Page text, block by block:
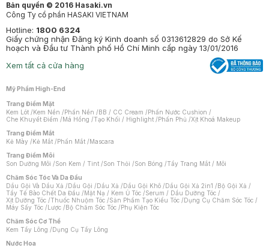
Bản quyền © 2016 Hasaki.vn
Công Ty cổ phần HASAKI VIETNAM
Hotline: 1800 6324
Giấy chứng nhận Đăng ký Kinh doanh số 0313612829 do Sở Kế
hoạch và Đầu tư Thành phố Hồ Chí Minh cấp ngày 13/01/2016
Xem tất cả cửa hàng
Mỹ Phẩm High-End
Trang Điểm Mặt
Kem Lót /Kem Nền /Phấn Nền /BB / CC Cream /Phấn Nước Cushion /
Che Khuyết Điểm /Má Hồng /Tạo Khối / Highlight /Phấn Phủ /Xịt Khoá Makeup
Trang Điểm Mắt
Kẻ Mày /Kẻ Mắt /Phấn Mắt /Mascara
Trang Điểm Môi
Son Dưỡng Môi /Son Kem / Tint /Son Thỏi /Son Bóng /Tẩy Trang Mắt / Môi
Chăm Sóc Tóc Và Da Đầu
Dầu Gội Và Dầu Xả /Dầu Gội /Dầu Xả /Dầu Gội Khô /Dầu Gội Xả 2in1 /Bộ Gội Xả /
Tẩy Tế Bào Chết Da Đầu /Mặt Nạ / Kem Ủ Tóc /Serum / Dầu Dưỡng Tóc /
Xịt Dưỡng Tóc /Thuốc Nhuộm Tóc /Sản Phẩm Tạo Kiểu Tóc /Dụng Cụ Chăm Sóc Tóc /
Máy Sấy Tóc /Lược /Bộ Chăm Sóc Tóc /Phụ Kiện Tóc
Chăm Sóc Cơ Thể
Kem Tẩy Lông /Dụng Cụ Tẩy Lông
Nước Hoa